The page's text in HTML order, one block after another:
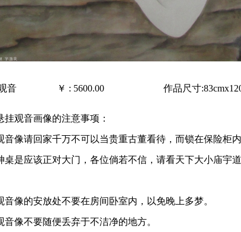
观音 ￥ : 5600.00 作品尺寸
挂观音画像的注意事项：
音像请回家千万不可以当贵重古董看待，而锁在保险柜
桌是应该正对大门，各位倘若不信，请看天下大小庙宇
音像的安放处不要在房间卧室内，以免晚上多梦。
音像不要随便丢弃于不洁净的地方。